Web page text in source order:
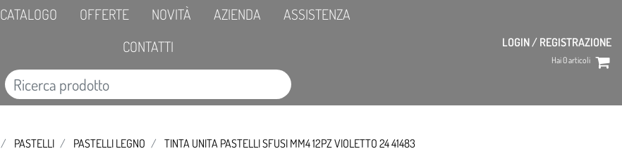
CATALOGO OFFERTE NOVITÀ AZIENDA
ASSISTENZA
CONTATTI
LOGIN / REGISTRAZIONE
Hai0articoli
PASTELLI PASTELLI LEGNO TINTA UNITA PASTELLI SFUSI MM4 12PZ VIOLETTO 24 41483